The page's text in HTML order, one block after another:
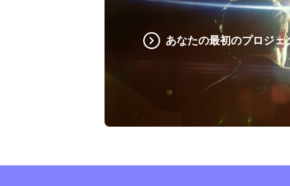
あなたの最初のプロジェ